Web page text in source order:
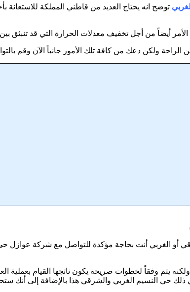
توضح انه يحتاج العديد من قاطني المملكة
الأمر أيضاً من أجل تخفيف معدلات الحرارة التي قد تنبثق
ولكن دعك من كافة تلك الأمور جانباً الآن وقم
الغربي أنت بحاجة مؤكدة للتواصل مع شركة عوازل حي
ولكنه يتم وفقاً لخطوات صريحة يكون ناتجها القيام
حي النسيم الغربي والشرقي هذا بالإضافة إلى أنك